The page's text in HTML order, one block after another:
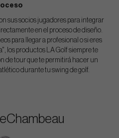
sus socios jugadores para integrar
en el proceso de diseño.
para llegar a profesional o si eres
los productos LA Golf siempre te
de tour que te permitirá hacer un
durante tu swing de golf.